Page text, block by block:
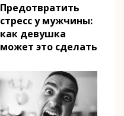
Предотвратить
стресс у мужчины:
как девушка
может это сделать